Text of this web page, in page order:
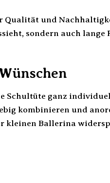
Qualität und
sondern auch lange
Schultüte ganz
kombinieren und
kleinen Ballerina